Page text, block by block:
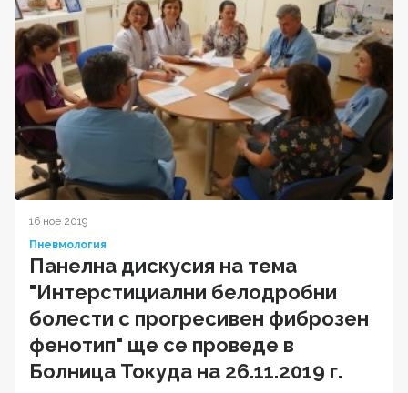
16 ное 2019
Пневмология
Панелна дискусия на тема
"Интерстициални белодробни
болести с прогресивен фиброзен
фенотип" ще се проведе в
Болница Токуда на 26.11.2019 г.